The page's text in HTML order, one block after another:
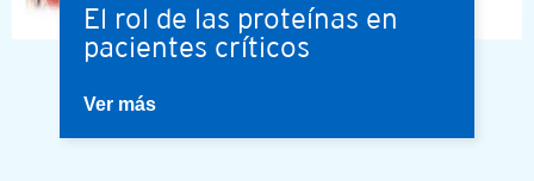
El rol de las proteínas en
pacientes críticos
Ver más